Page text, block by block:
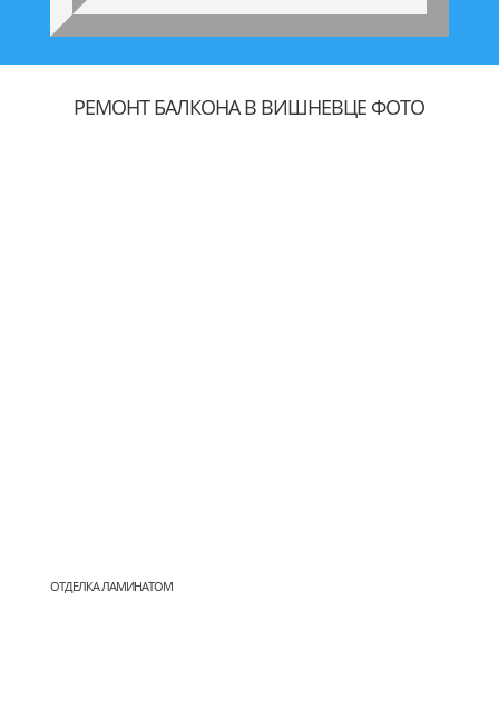
РЕМОНТ БАЛКОНА В ВИШНЕВЦЕ ФОТО
ОТДЕЛКА ЛАМИНАТОМ